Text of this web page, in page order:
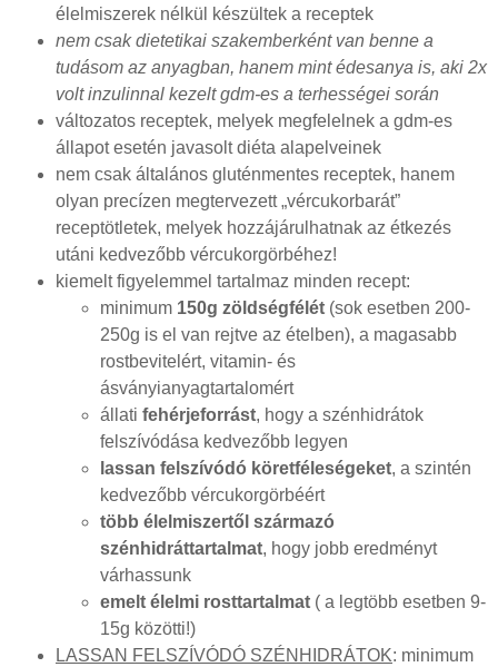
élelmiszerek nélkül készültek a receptek
nem csak dietetikai szakemberként van benne a
tudásom az anyagban, hanem mint édesanya is, aki 2x
volt inzulinnal kezelt gdm-es a terhességei során
változatos receptek, melyek megfelelnek a gdm-es
állapot esetén javasolt diéta alapelveinek
nem csak általános gluténmentes receptek, hanem
olyan precízen megtervezett „vércukorbarát”
receptötletek, melyek hozzájárulhatnak az étkezés
utáni kedvezőbb vércukorgörbéhez!
kiemelt figyelemmel tartalmaz minden recept:
minimum 150g zöldségfélét (sok esetben 200-
250g is el van rejtve az ételben), a magasabb
rostbevitelért, vitamin- és
ásványianyagtartalomért
állati fehérjeforrást, hogy a szénhidrátok
felszívódása kedvezőbb legyen
lassan felszívódó köretféleségeket, a szintén
kedvezőbb vércukorgörbéért
több élelmiszertől származó
szénhidráttartalmat, hogy jobb eredményt
várhassunk
emelt élelmi rosttartalmat ( a legtöbb esetben 9-
15g közötti!)
LASSAN FELSZÍVÓDÓ SZÉNHIDRÁTOK: minimum